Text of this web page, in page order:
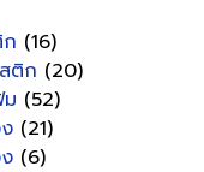
(16)
ติก (20)
(52)
(21)
(6)